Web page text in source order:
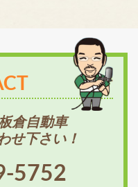
倉自動車
せ下さい！
5752